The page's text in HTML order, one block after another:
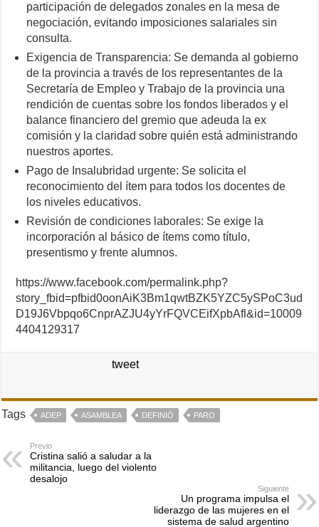
participación de delegados zonales en la mesa de
negociación, evitando imposiciones salariales sin
consulta.
Exigencia de Transparencia: Se demanda al gobierno
de la provincia a través de los representantes de la
Secretaría de Empleo y Trabajo de la provincia una
rendición de cuentas sobre los fondos liberados y el
balance financiero del gremio que adeuda la ex
comisión y la claridad sobre quién está administrando
nuestros aportes.
Pago de Insalubridad urgente: Se solicita el
reconocimiento del ítem para todos los docentes de
los niveles educativos.
Revisión de condiciones laborales: Se exige la
incorporación al básico de ítems como título,
presentismo y frente alumnos.
https://www.facebook.com/permalink.php?
story_fbid=pfbid0oonAiK3Bm1qwtBZK5YZC5ySPoC3ud
D19J6Vbpqo6CnprAZJU4yYrFQVCEifXpbAfl&id=10009
4404129317
tweet
Tags ADEP ASAMBLEA DEFINIÓ PARO
Previo
Cristina salió a saludar a la
militancia, luego del violento
desalojo
Siguiente
Un programa impulsa el
liderazgo de las mujeres en el
sistema de salud argentino